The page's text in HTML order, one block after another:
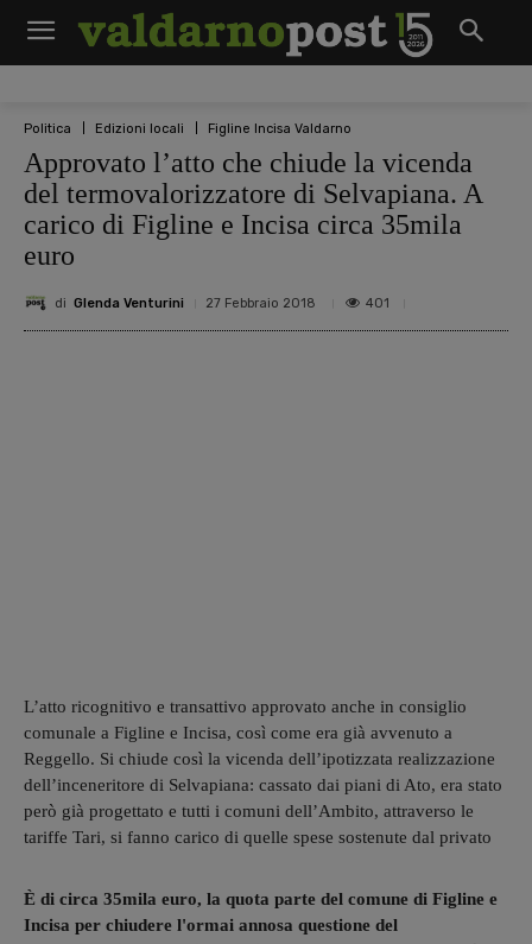
Politica Edizioni locali Figline Incisa Valdarno
Approvato l’atto che chiude la vicenda
del termovalorizzatore di Selvapiana. A
carico di Figline e Incisa circa 35mila
euro
di Glenda Venturini 27 Febbraio 2018 401
L’atto ricognitivo e transattivo approvato anche in consiglio
comunale a Figline e Incisa, così come era già avvenuto a
Reggello. Si chiude così la vicenda dell’ipotizzata realizzazione
dell’inceneritore di Selvapiana: cassato dai piani di Ato, era stato
però già progettato e tutti i comuni dell’Ambito, attraverso le
tariffe Tari, si fanno carico di quelle spese sostenute dal privato
È di circa 35mila euro, la quota parte del comune di Figline e
Incisa per chiudere l'ormai annosa questione del